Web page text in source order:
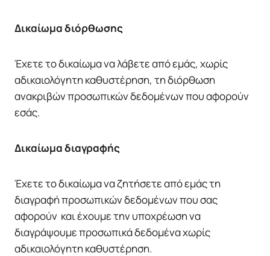
Δικαίωμα διόρθωσης
Έχετε το δικαίωμα να λάβετε από εμάς, χωρίς
αδικαιολόγητη καθυστέρηση, τη διόρθωση
ανακριβών προσωπικών δεδομένων που αφορούν
εσάς.
Δικαίωμα διαγραφής
Έχετε το δικαίωμα να ζητήσετε από εμάς τη
διαγραφή προσωπικών δεδομένων που σας
αφορούν και έχουμε την υποχρέωση να
διαγράψουμε προσωπικά δεδομένα χωρίς
αδικαιολόγητη καθυστέρηση.